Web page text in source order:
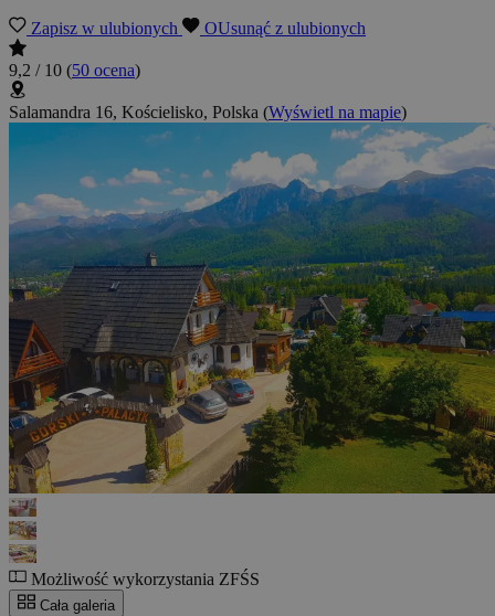
Zapisz w ulubionych OUsunąć z ulubionych
9,2 / 10 (50 ocena)
Salamandra 16, Kościelisko, Polska (Wyświetl na mapie)
Możliwość wykorzystania ZFŚS
Cała galeria